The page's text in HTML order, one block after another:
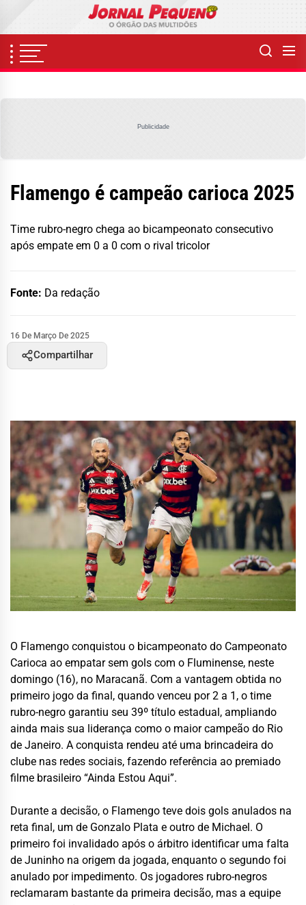
content
Publicidade
Flamengo é campeão carioca 2025
Time rubro-negro chega ao bicampeonato consecutivo
após empate em 0 a 0 com o rival tricolor
Fonte: Da redação
16 De Março De 2025
Compartilhar
O Flamengo conquistou o bicampeonato do Campeonato
Carioca ao empatar sem gols com o Fluminense, neste
domingo (16), no Maracanã. Com a vantagem obtida no
primeiro jogo da final, quando venceu por 2 a 1, o time
rubro-negro garantiu seu 39º título estadual, ampliando
ainda mais sua liderança como o maior campeão do Rio
de Janeiro. A conquista rendeu até uma brincadeira do
clube nas redes sociais, fazendo referência ao premiado
filme brasileiro “Ainda Estou Aqui”.
Durante a decisão, o Flamengo teve dois gols anulados na
reta final, um de Gonzalo Plata e outro de Michael. O
primeiro foi invalidado após o árbitro identificar uma falta
de Juninho na origem da jogada, enquanto o segundo foi
anulado por impedimento. Os jogadores rubro-negros
reclamaram bastante da primeira decisão, mas a equipe